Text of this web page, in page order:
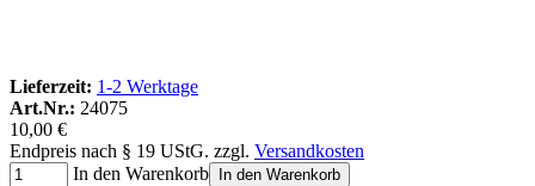
Lieferzeit: 1-2 Werktage
Art.Nr.: 24075
10,00 €
Endpreis nach § 19 UStG. zzgl. Versandkosten
In den Warenkorb
In den Warenkorb